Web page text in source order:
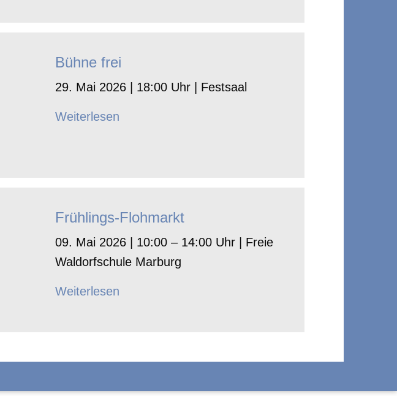
Bühne frei
29. Mai 2026 | 18:00 Uhr | Festsaal
Weiterlesen
Frühlings-Flohmarkt
09. Mai 2026 | 10:00 – 14:00 Uhr | Freie
Waldorfschule Marburg
Weiterlesen